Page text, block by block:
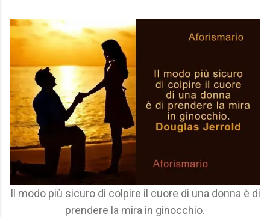
Il modo più sicuro di colpire il cuore di una donna è di
prendere la mira in ginocchio.